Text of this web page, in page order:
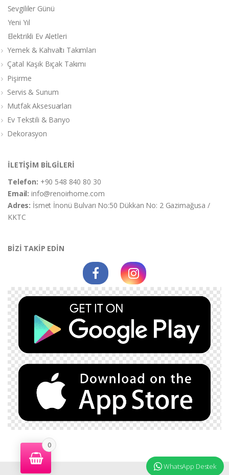
Sevgililer Günü
Yeni Yıl
Elektrikli Ev Aletleri
Yemek & Kahvaltı Takımları
Çatal Kaşık Bıçak Takımı
Pişirme
Servis & Sunum
Mutfak Aksesuarları
Ev Tekstili & Banyo
Dekorasyon
İLETİŞİM BİLGİLERİ
Telefon: +90 548 840 80 30
Email:info@renoirhome.com
Adres: İsmet İnonü Bulvarı No:50 Dükkan No: 2 Gazimağusa /
KKTC
BİZİ TAKİP EDİN
0
WhatsApp Destek